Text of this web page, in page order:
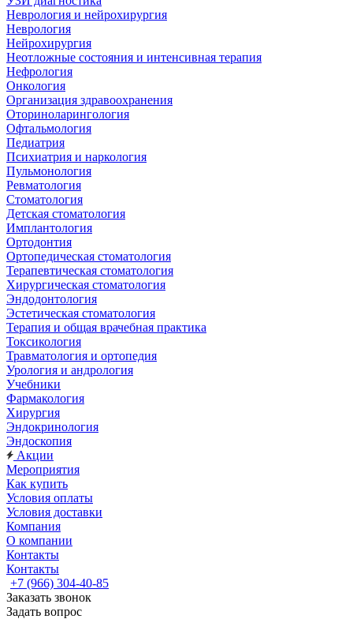
Неврология и нейрохирургия
Неврология
Нейрохирургия
Неотложные состояния и интенсивная терапия
Нефрология
Онкология
Организация здравоохранения
Оториноларингология
Офтальмология
Педиатрия
Психиатрия и наркология
Пульмонология
Ревматология
Стоматология
Детская стоматология
Имплантология
Ортодонтия
Ортопедическая стоматология
Терапевтическая стоматология
Хирургическая стоматология
Эндодонтология
Эстетическая стоматология
Терапия и общая врачебная практика
Токсикология
Травматология и ортопедия
Урология и андрология
Учебники
Фармакология
Хирургия
Эндокринология
Эндоскопия
Акции
Мероприятия
Как купить
Условия оплаты
Условия доставки
Компания
О компании
Контакты
Контакты
+7 (966) 304-40-85
Заказать звонок
Задать вопрос